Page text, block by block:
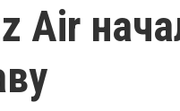
Air